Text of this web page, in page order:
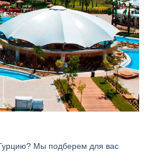
Мы подберем для вас